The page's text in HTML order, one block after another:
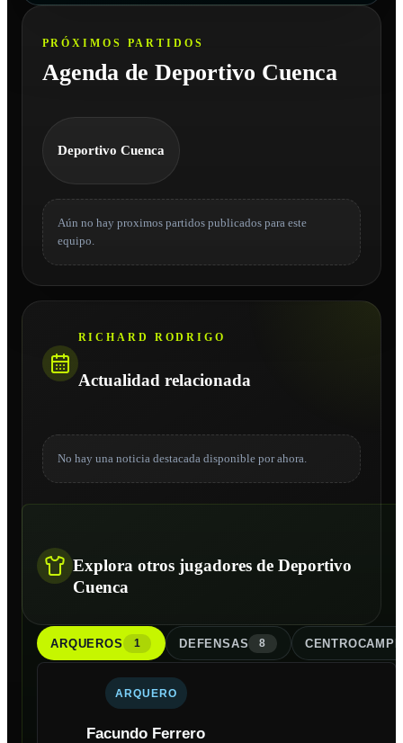
PRÓXIMOS PARTIDOS
Agenda de Deportivo Cuenca
Deportivo Cuenca
Aún no hay proximos partidos publicados para este
equipo.
RICHARD RODRIGO
Actualidad relacionada
No hay una noticia destacada disponible por ahora.
Explora otros jugadores de Deportivo
Cuenca
ARQUEROS 1 DEFENSAS 8
ARQUERO
Facundo Ferrero